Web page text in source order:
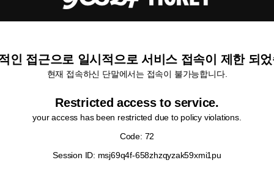
인 접근으로 일시적으로 서비스 접속이 제한 되
현재 접속하신 단말에서는 접속이 불가능합니다.
Restricted access to service.
your access has been restricted due to policy violations.
Code: 72
Session ID: msj69q4f-658zhzqyzak59xmi1pu